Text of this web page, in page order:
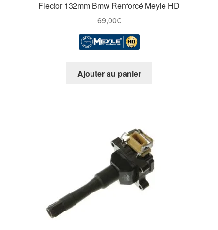
Flector 132mm Bmw Renforcé Meyle HD
69,00€
Ajouter au panier